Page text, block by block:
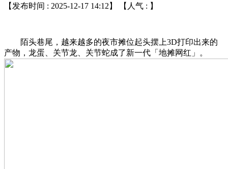
【发布时间 : 2025-12-17 14:12】 【人气 : 】
陌头巷尾，越来越多的夜市摊位起头摆上3D打印出来的
产物，龙蛋、关节龙、关节蛇成了新一代「地摊网红」。